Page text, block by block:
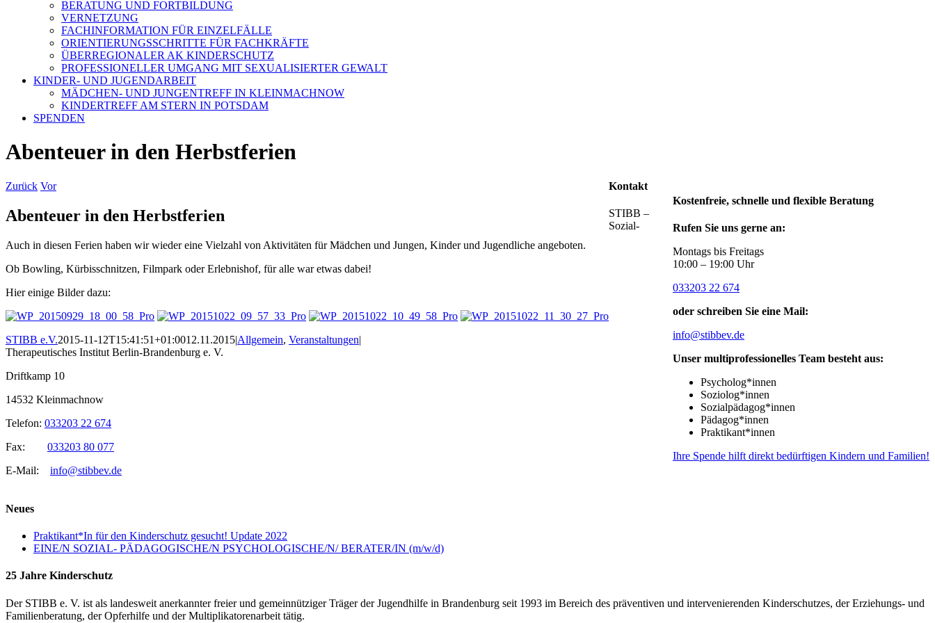
BERATUNG UND FORTBILDUNG
VERNETZUNG
FACHINFORMATION FÜR EINZELFÄLLE
ORIENTIERUNGSSCHRITTE FÜR FACHKRÄFTE
ÜBERREGIONALER AK KINDERSCHUTZ
PROFESSIONELLER UMGANG MIT SEXUALISIERTER GEWALT
KINDER- UND JUGENDARBEIT
MÄDCHEN- UND JUNGENTREFF IN KLEINMACHNOW
KINDERTREFF AM STERN IN POTSDAM
SPENDEN
Abenteuer in den Herbstferien
Zurück Vor
Abenteuer in den Herbstferien
Auch in diesen Ferien haben wir wieder eine Vielzahl von Aktivitäten für Mädchen und Jungen, Kinder und Jugendliche angeboten.
Ob Bowling, Kürbisschnitzen, Filmpark oder Erlebnishof, für alle war etwas dabei!
Hier einige Bilder dazu:
STIBB e.V.2015-11-12T15:41:51+01:0012.11.2015|Allgemein, Veranstaltungen|
Kostenfreie, schnelle und flexible Beratung
Rufen Sie uns gerne an:
Montags bis Freitags
10:00 – 19:00 Uhr
033203 22 674
oder schreiben Sie eine Mail:
info@stibbev.de
Unser multiprofessionelles Team besteht aus:
Psycholog*innen
Soziolog*innen
Sozialpädagog*innen
Pädagog*innen
Praktikant*innen
Ihre Spende hilft direkt bedürftigen Kindern und Familien!
Kontakt
STIBB –
Sozial-
Therapeutisches Institut Berlin-Brandenburg e. V.
Driftkamp 10
14532 Kleinmachnow
Telefon: 033203 22 674
Fax: 033203 80 077
E-Mail: info@stibbev.de
Neues
Praktikant*In für den Kinderschutz gesucht! Update 2022
EINE/N SOZIAL- PÄDAGOGISCHE/N PSYCHOLOGISCHE/N/ BERATER/IN (m/w/d)
25 Jahre Kinderschutz
Der STIBB e. V. ist als landesweit anerkannter freier und gemeinnütziger Träger der Jugendhilfe in Brandenburg seit 1993 im Bereich des präventiven und intervenierenden Kinderschutzes, der Erziehungs- und
Familienberatung, der Opferhilfe und der Multiplikatorenarbeit tätig.